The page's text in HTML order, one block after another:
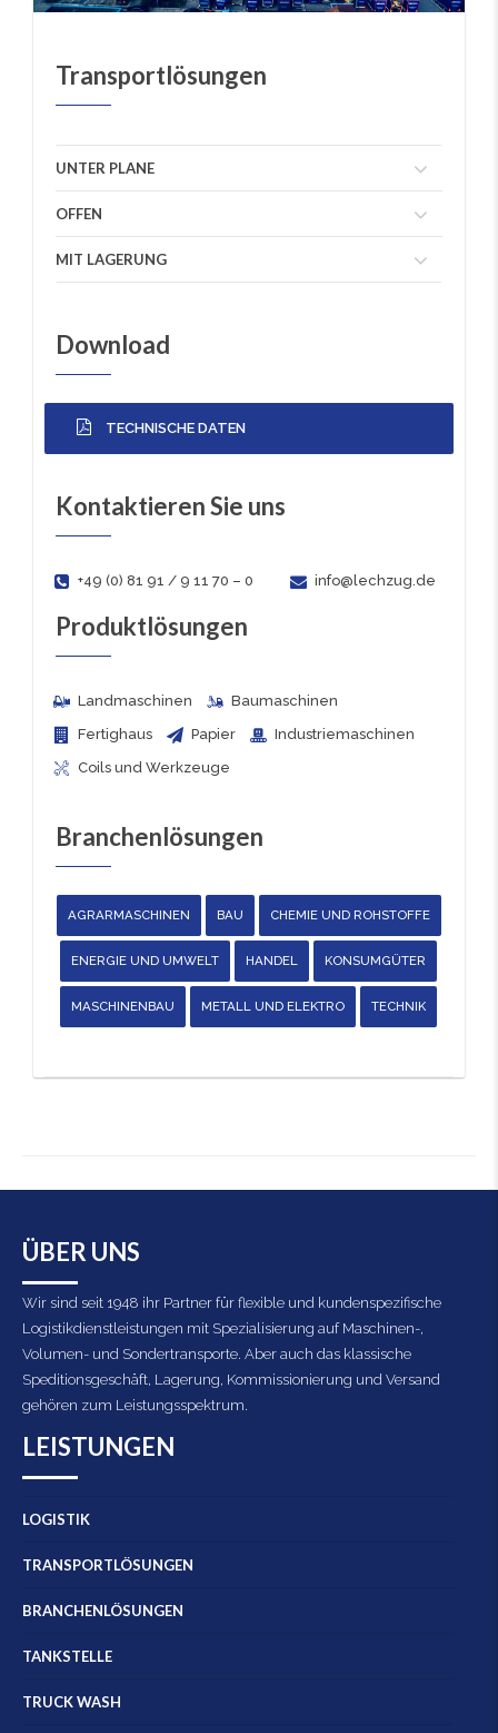
Transportlösungen
UNTER PLANE
OFFEN
MIT LAGERUNG
Download
TECHNISCHE DATEN
Kontaktieren Sie uns
+49 (0) 81 91 / 9 11 70 – 0 info@lechzug.de
Produktlösungen
Landmaschinen
Baumaschinen
Fertighaus
Papier
Industriemaschinen
Coils und Werkzeuge
Branchenlösungen
AGRARMASCHINEN BAU CHEMIE UND ROHSTOFFE
ENERGIE UND UMWELT HANDEL KONSUMGÜTER
MASCHINENBAU METALL UND ELEKTRO TECHNIK
ÜBER UNS
Wir sind seit 1948 ihr Partner für flexible und kundenspezifische
Logistikdienstleistungen mit Spezialisierung auf Maschinen-,
Volumen- und Sondertransporte. Aber auch das klassische
Speditionsgeschäft, Lagerung, Kommissionierung und Versand
gehören zum Leistungsspektrum.
LEISTUNGEN
LOGISTIK
TRANSPORTLÖSUNGEN
BRANCHENLÖSUNGEN
TANKSTELLE
TRUCK WASH